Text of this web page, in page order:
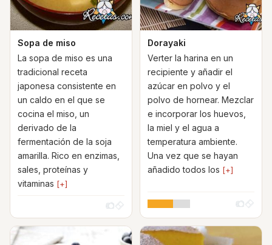
Sopa de miso
La sopa de miso es una
tradicional receta
japonesa consistente en
un caldo en el que se
cocina el miso, un
derivado de la
fermentación de la soja
amarilla. Rico en enzimas,
sales, proteínas y
vitaminas [+]
Dorayaki
Verter la harina en un
recipiente y añadir el
azúcar en polvo y el
polvo de hornear. Mezclar
e incorporar los huevos,
la miel y el agua a
temperatura ambiente.
Una vez que se hayan
añadido todos los [+]